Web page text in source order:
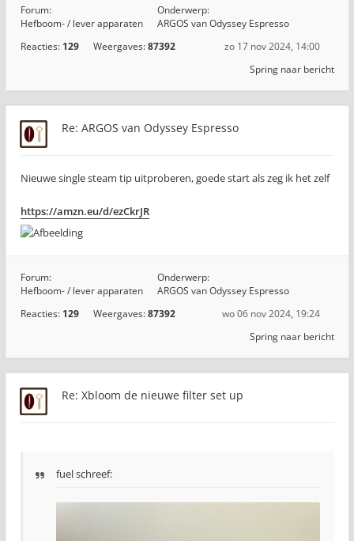
Forum:
Hefboom- / lever apparaten
Onderwerp:
ARGOS van Odyssey Espresso
Reacties: 129 Weergaves:87392
zo 17 nov 2024, 14:00
Spring naar bericht
Re: ARGOS van Odyssey Espresso
Nieuwe single steam tip uitproberen, goede start als zeg ik het zelf
https://amzn.eu/d/ezCkrJR
Forum:
Hefboom- / lever apparaten
Onderwerp:
ARGOS van Odyssey Espresso
Reacties: 129 Weergaves:87392
wo 06 nov 2024, 19:24
Spring naar bericht
Re: Xbloom de nieuwe filter set up
fuel schreef: